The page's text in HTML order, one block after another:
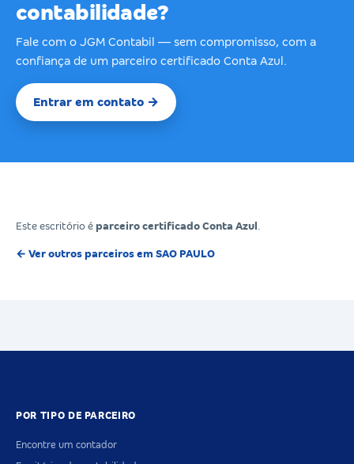
contabilidade?
Fale com o JGM Contabil — sem compromisso, com a
confiança de um parceiro certificado Conta Azul.
Entrar em contato →
Este escritório é parceiro certificado Conta Azul
← Ver outros parceiros em SAO PAULO
POR TIPO DE PARCEIRO
Encontre um contador